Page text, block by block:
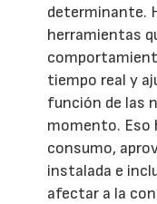
determinante.
herramientas
tiempo real y
función de las
momento. Eso
consumo,
instalada e
afectar a la